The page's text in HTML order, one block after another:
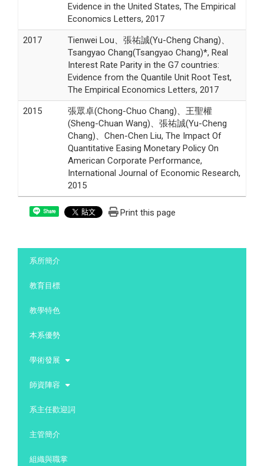
Evidence in the United States, The Empirical
Economics Letters, 2017
2017
Tienwei Lou、張祐誠(Yu-Cheng Chang)、
Tsangyao Chang(Tsangyao Chang)*, Real
Interest Rate Parity in the G7 countries:
Evidence from the Quantile Unit Root Test,
The Empirical Economics Letters, 2017
2015
張眾卓(Chong-Chuo Chang)、王聖權
(Sheng-Chuan Wang)、張祐誠(Yu-Cheng
Chang)、Chen-Chen Liu, The Impact Of
Quantitative Easing Monetary Policy On
American Corporate Performance,
International Journal of Economic Research,
2015
Share Print this page
系所簡介
教育目標
教學特色
本系優勢
學術發展
師資陣容
系主任歡迎詞
主管簡介
組織與職掌